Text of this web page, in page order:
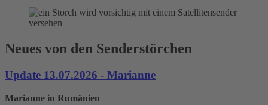
Neues von den Senderstörchen
Update 13.07.2026 - Marianne
Marianne in Rumänien